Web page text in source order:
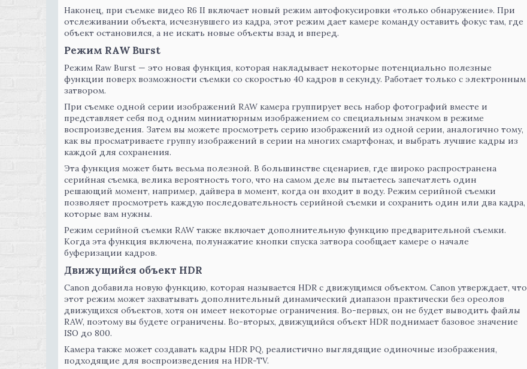
Наконец, при съемке видео R6 II включает новый режим автофокусировки «только обнаружение». При
отслеживании объекта, исчезнувшего из кадра, этот режим дает камере команду оставить фокус там, где
объект остановился, а не искать новые объекты взад и вперед.
Режим RAW Burst
Режим Raw Burst — это новая функция, которая накладывает некоторые потенциально полезные
функции поверх возможности съемки со скоростью 40 кадров в секунду. Работает только с электронным
затвором.
При съемке одной серии изображений RAW камера группирует весь набор фотографий вместе и
представляет себя под одним миниатюрным изображением со специальным значком в режиме
воспроизведения. Затем вы можете просмотреть серию изображений из одной серии, аналогично тому,
как вы просматриваете группу изображений в серии на многих смартфонах, и выбрать лучшие кадры из
каждой для сохранения.
Эта функция может быть весьма полезной. В большинстве сценариев, где широко распространена
серийная съемка, велика вероятность того, что на самом деле вы пытаетесь запечатлеть один
решающий момент, например, дайвера в момент, когда он входит в воду. Режим серийной съемки
позволяет просмотреть каждую последовательность серийной съемки и сохранить один или два кадра,
которые вам нужны.
Режим серийной съемки RAW также включает дополнительную функцию предварительной съемки.
Когда эта функция включена, полунажатие кнопки спуска затвора сообщает камере о начале
буферизации кадров.
Движущийся объект HDR
Canon добавила новую функцию, которая называется HDR с движущимся объектом. Canon утверждает, что
этот режим может захватывать дополнительный динамический диапазон практически без ореолов
движущихся объектов, хотя он имеет некоторые ограничения. Во-первых, он не будет выводить файлы
RAW, поэтому вы будете ограничены. Во-вторых, движущийся объект HDR поднимает базовое значение
ISO до 800.
Камера также может создавать кадры HDR PQ, реалистично выглядящие одиночные изображения,
подходящие для воспроизведения на HDR-TV.